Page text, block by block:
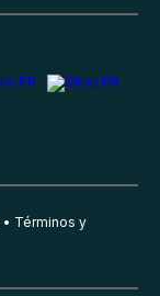
Términos y